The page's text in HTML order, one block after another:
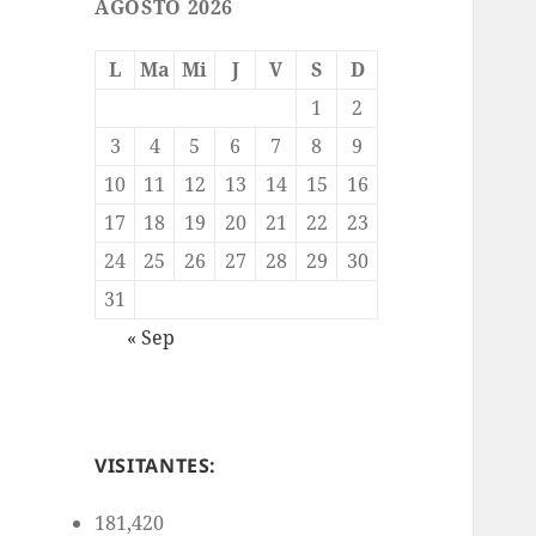
AGOSTO 2026
L Ma Mi J V S
D
1
2
3
4 5 6 7 8
9
10
11 12 13 14 15
16
17
18 19 20 21 22
23
24
25 26 27 28 29
30
31
« Sep
VISITANTES:
181,420